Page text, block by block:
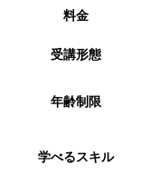
料金
受講形態
年齢制限
学べるスキル